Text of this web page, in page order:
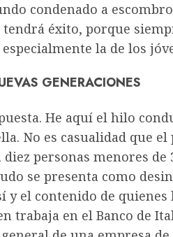
condenado a
éxito, porque
la de los
GENERACIONES
He aquí el hilo
No es casualidad que
personas menores de
se presenta como
y el contenido de
trabaja en el Banco de